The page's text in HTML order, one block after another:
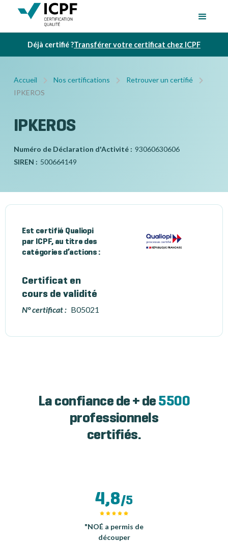
Déjà certifié ?Transférer votre certificat chez ICPF
Accueil Nos certifications
Retrouver un certifié
IPKEROS
IPKEROS
Numéro de Déclaration d'Activité : 93060630606
SIREN : 500664149
Est certifié Qualiopi
par ICPF, au titre des
catégories d’actions :
Certificat en
cours de validité
N° certificat : B05021
La confiance de + de 5500
professionnels
certifiés.
4,8/5
"NOÉ a permis de
découper